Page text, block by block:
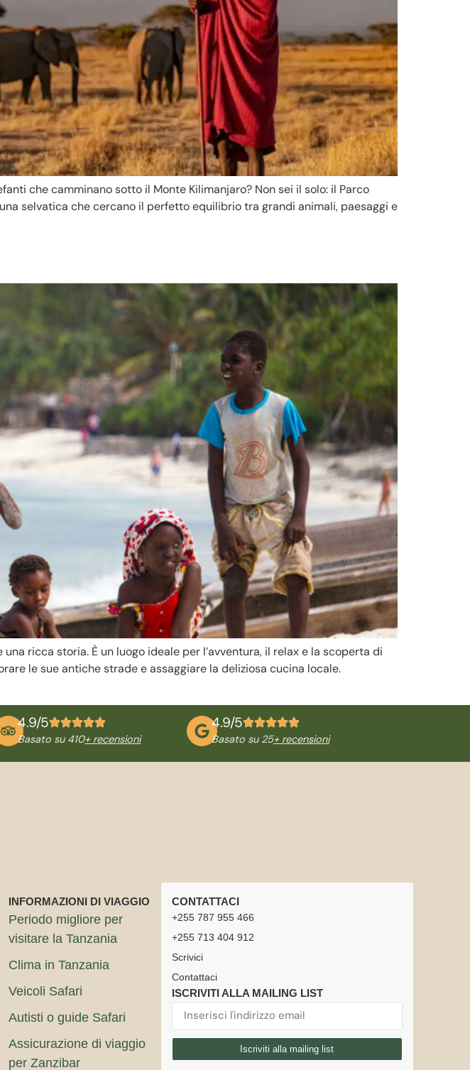
che camminano sotto il Monte Kilimanjaro? Non sei il solo: il Parco
selvatica che cercano il perfetto equilibrio tra grandi animali, paesaggi e
ricca storia. È un luogo ideale per l’avventura, il relax e la scoperta di
le sue antiche strade e assaggiare la deliziosa cucina locale.
4.9/5
Basato su 410+ recensioni
4.9/5
Basato su 25+ recensioni
INFORMAZIONI DI VIAGGIO
Periodo migliore per
visitare la Tanzania
Clima in Tanzania
Veicoli Safari
Autisti o guide Safari
Assicurazione di viaggio
per Zanzibar
CONTATTACI
+255 787 955 466
+255 713 404 912
Scrivici
Contattaci
ISCRIVITI ALLA MAILING LIST
Iscriviti alla mailing list